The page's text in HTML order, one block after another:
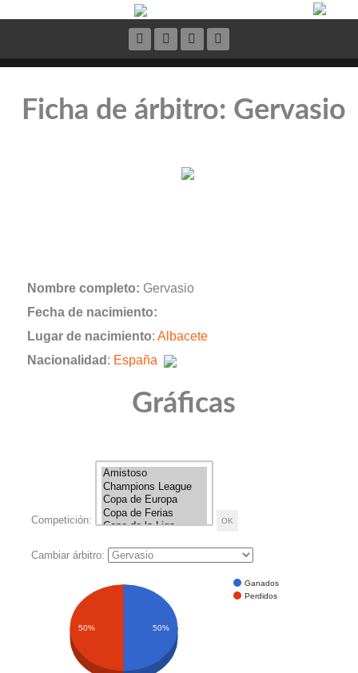
Ficha de árbitro: Gervasio
Nombre completo: Gervasio
Fecha de nacimiento:
Lugar de nacimiento: Albacete
Nacionalidad : España
Gráficas
Competición:
Cambiar árbitro:
Ganados
Perdidos
50% 50%